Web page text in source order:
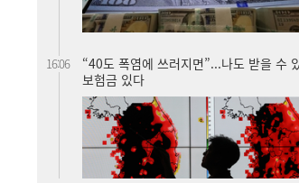
16:06
“40도 폭염에 쓰러지면”...나도 받을 수
보험금 있다